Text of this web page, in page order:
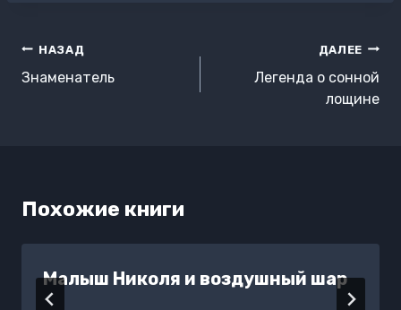
Навигация
по
НАЗАД
Знаменатель
ДАЛЕЕ
Легенда о сонной
лощине
Похожие книги
Малыш Николя и воздушный шар